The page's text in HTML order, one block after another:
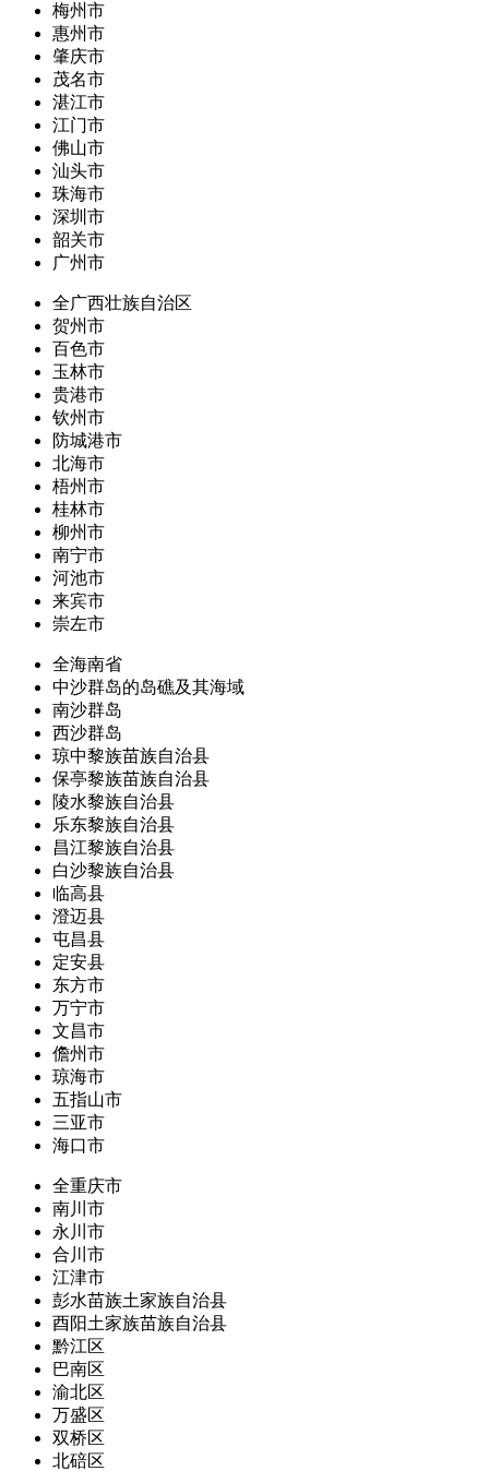
梅州市
惠州市
肇庆市
茂名市
湛江市
江门市
佛山市
汕头市
珠海市
深圳市
韶关市
广州市
全广西壮族自治区
贺州市
百色市
玉林市
贵港市
钦州市
防城港市
北海市
梧州市
桂林市
柳州市
南宁市
河池市
来宾市
崇左市
全海南省
中沙群岛的岛礁及其海域
南沙群岛
西沙群岛
琼中黎族苗族自治县
保亭黎族苗族自治县
陵水黎族自治县
乐东黎族自治县
昌江黎族自治县
白沙黎族自治县
临高县
澄迈县
屯昌县
定安县
东方市
万宁市
文昌市
儋州市
琼海市
五指山市
三亚市
海口市
全重庆市
南川市
永川市
合川市
江津市
彭水苗族土家族自治县
酉阳土家族苗族自治县
黔江区
巴南区
渝北区
万盛区
双桥区
北碚区